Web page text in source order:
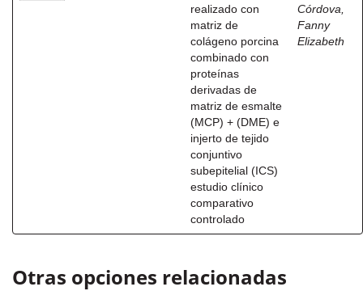
realizado con
matriz de
colágeno porcina
combinado con
proteínas
derivadas de
matriz de esmalte
(MCP) + (DME) e
injerto de tejido
conjuntivo
subepitelial (ICS)
estudio clínico
comparativo
controlado
Córdova,
Fanny
Elizabeth
Otras opciones relacionadas